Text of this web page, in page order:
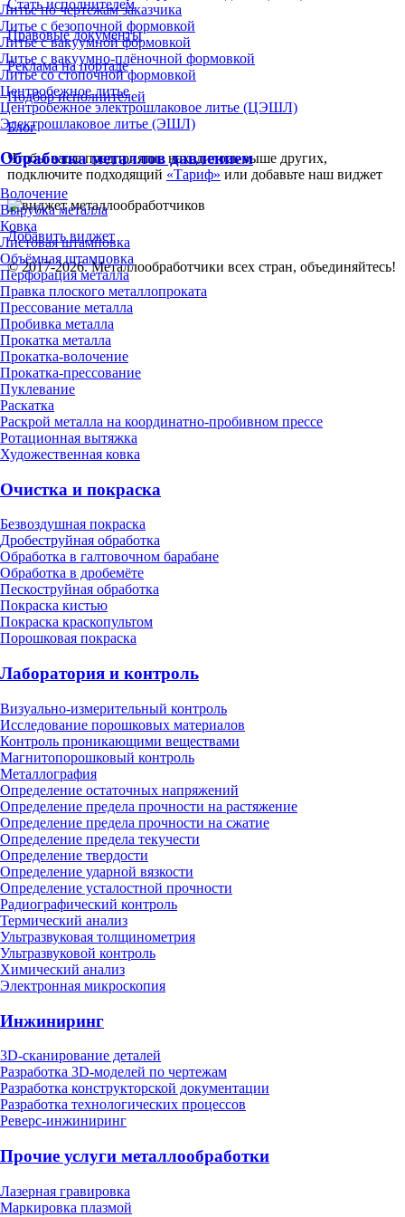
Литье по чертежам заказчика
Литье с безопочной формовкой
Литье с вакуумной формовкой
Литье с вакуумно-плёночной формовкой
Литье со стопочной формовкой
Центробежное литье
Центробежное электрошлаковое литье (ЦЭШЛ)
Электрошлаковое литье (ЭШЛ)
Обработка металлов давлением
Волочение
Вырубка металла
Ковка
Листовая штамповка
Объёмная штамповка
Перфорация металла
Правка плоского металлопроката
Прессование металла
Пробивка металла
Прокатка металла
Прокатка-волочение
Прокатка-прессование
Пуклевание
Раскатка
Раскрой металла на координатно-пробивном прессе
Ротационная вытяжка
Художественная ковка
Очистка и покраска
Безвоздушная покраска
Дробеструйная обработка
Обработка в галтовочном барабане
Обработка в дробемёте
Пескоструйная обработка
Покраска кистью
Покраска краскопультом
Порошковая покраска
Лаборатория и контроль
Визуально-измерительный контроль
Исследование порошковых материалов
Контроль проникающими веществами
Магнитопорошковый контроль
Металлография
Определение остаточных напряжений
Определение предела прочности на растяжение
Определение предела прочности на сжатие
Определение предела текучести
Определение твердости
Определение ударной вязкости
Определение усталостной прочности
Радиографический контроль
Термический анализ
Ультразвуковая толщинометрия
Ультразвуковой контроль
Химический анализ
Электронная микроскопия
Инжиниринг
3D-сканирование деталей
Разработка 3D-моделей по чертежам
Разработка конструкторской документации
Разработка технологических процессов
Реверс-инжиниринг
Прочие услуги металлообработки
Лазерная гравировка
Маркировка плазмой
Стать исполнителем
Правовые документы
Реклама на портале
Подбор исполнителей
Блог
Чтобы ваше предприятие находилось выше других,
подключите подходящий «Тариф» или добавьте наш виджет
Добавить виджет
© 2017-2026. Металлообработчики всех стран, объединяйтесь!